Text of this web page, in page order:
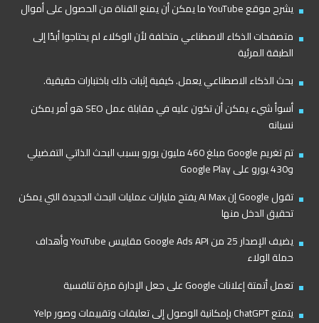
يشرح موقع YouTube ما يمكن أن يمنع القناة من الحصول على أموال
متصفحات الذكاء الاصطناعي متخلفة لأن الوكلاء لم يحتاجوا أبدًا إلى
الطبقة المرئية
بحث الذكاء الاصطناعي يعمل. كيفية إثبات ذلك باختبارات حقيقية.
أسوأ شيء يمكن أن تكون عليه في مقابلة عمل SEO هو أمر يمكن
نسيانه
تم تغريم Google مبلغ 460 مليون يورو بسبب البحث الذاتي التفضيلي
و430 يورو على Google Play
تقول Google إن AI Max يفتح مليارات عمليات البحث الجديدة التي يمكن
تحقيق الدخل منها
يضيف الإصدار 25 من Google Ads API مقاييس YouTube وأهداف
حملة الولاء
تعمل أتمتة إعلانات Google على جعل الإدارة ميزة تنافسية
يتمتع ChatGPT بإمكانية الوصول إلى تعليقات وتقييمات وصور Yelp